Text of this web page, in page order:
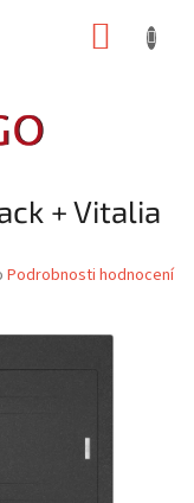
+ Vitalia
Podrobnosti hodnocení